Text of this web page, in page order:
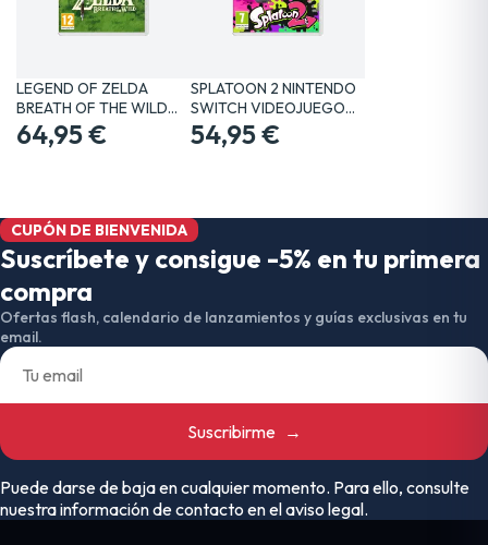
LEGEND OF ZELDA
BREATH OF THE WILD
SWITCH…
64,95 €
SPLATOON 2 NINTENDO
SWITCH VIDEOJUEGO
FÍSICO
54,95 €
CUPÓN DE BIENVENIDA
Suscríbete y consigue -5% en tu primera
compra
Ofertas flash, calendario de lanzamientos y guías exclusivas en tu
email.
Suscribirme →
Puede darse de baja en cualquier momento. Para ello, consulte
nuestra información de contacto en el aviso legal.